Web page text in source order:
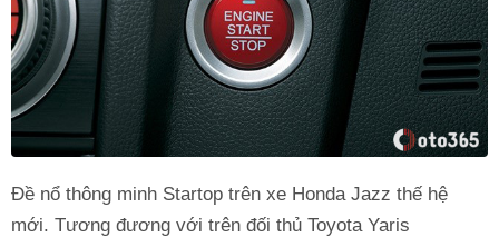
Đề nổ thông minh Startop trên xe Honda Jazz thế hệ
mới. Tương đương với trên đối thủ Toyota Yaris